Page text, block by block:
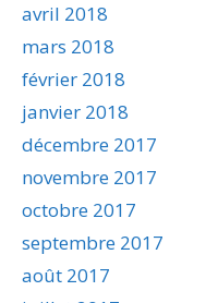
avril 2018
mars 2018
février 2018
janvier 2018
décembre 2017
novembre 2017
octobre 2017
septembre 2017
août 2017